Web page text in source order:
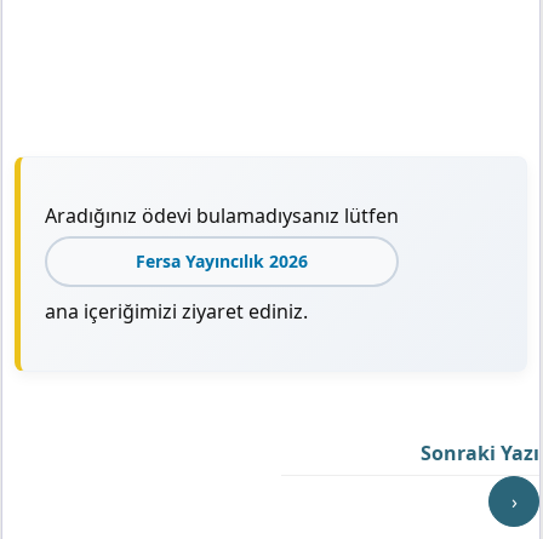
Aradığınız ödevi bulamadıysanız lütfen
Fersa Yayıncılık 2026
ana içeriğimizi ziyaret ediniz.
Sonraki Yazı
›